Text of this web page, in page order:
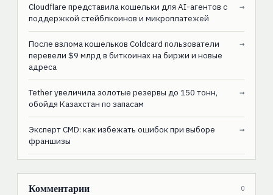
Cloudflare представила кошельки для AI-агентов с
поддержкой стейблкоинов и микроплатежей
→
После взлома кошельков Coldcard пользователи
перевели $9 млрд в биткоинах на биржи и новые
адреса
→
Tether увеличила золотые резервы до 150 тонн,
обойдя Казахстан по запасам
→
Эксперт CMD: как избежать ошибок при выборе
франшизы
→
Комментарии 0